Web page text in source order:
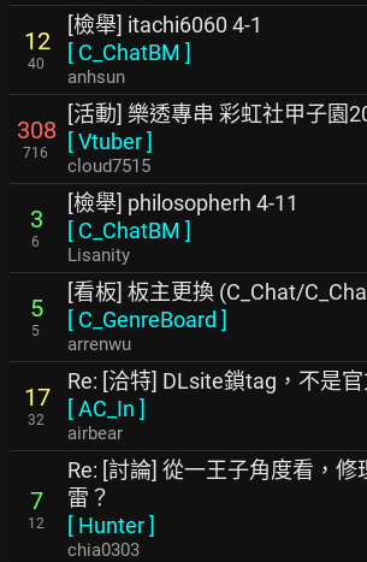
12
40
[檢舉] itachi6060 4-1
[ C_ChatBM ]
anhsun
308
716
[活動] 樂透專串 彩虹社甲子園
[Vtuber]
cloud7515
3
6
[檢舉] philosopherh 4-11
[ C_ChatBM ]
Lisanity
5
5
[看板] 板主更換 (C_Chat/
[ C_GenreBoard ]
arrenwu
17
32
Re: [洽特] DLsite鎖tag，不是
[AC_In ]
airbear
7
12
Re: [討論] 從一王子角度看，修
雷？
[ Hunter]
chia0303